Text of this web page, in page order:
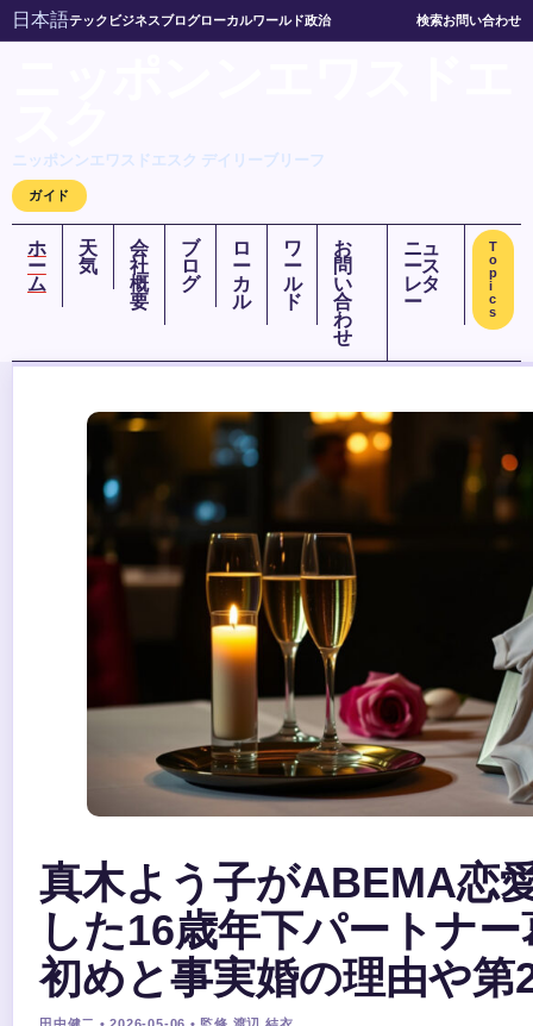
日本語テック ビジネスブログローカルワールド政治 検索お問い合わせ
ニッポンンエワスドエスク デイリーブリーフ
ガイド
ホ
ー
ム
天
気
会
社
概
要
ブ
ロ
グ
ロ
ー
カ
ル
ワ
ー
ル
ド
お
問
い
合
わ
せ
ニュ
ース
レタ
ー
T
o
p
i
c
s
真木よう子がABEMA恋
した16歳年下パートナ
初めと事実婚の理由や第